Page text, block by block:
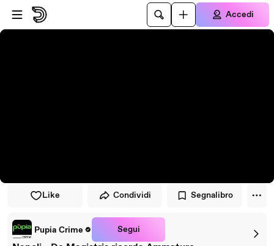
Vai al lettore
Passa al contenuto principale
Accedi
Like Condividi Segnalibro
Pupia Crime Segui